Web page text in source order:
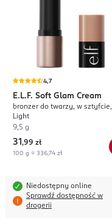
4,7
E.L.F. Soft Glam Cream
bronzer do twarzy, w sztyfcie,
Light
9,5 g
31 ,99 zł
100 g = 336,74 zł
Niedostępny online
Sprawdź dostępność w
drogerii